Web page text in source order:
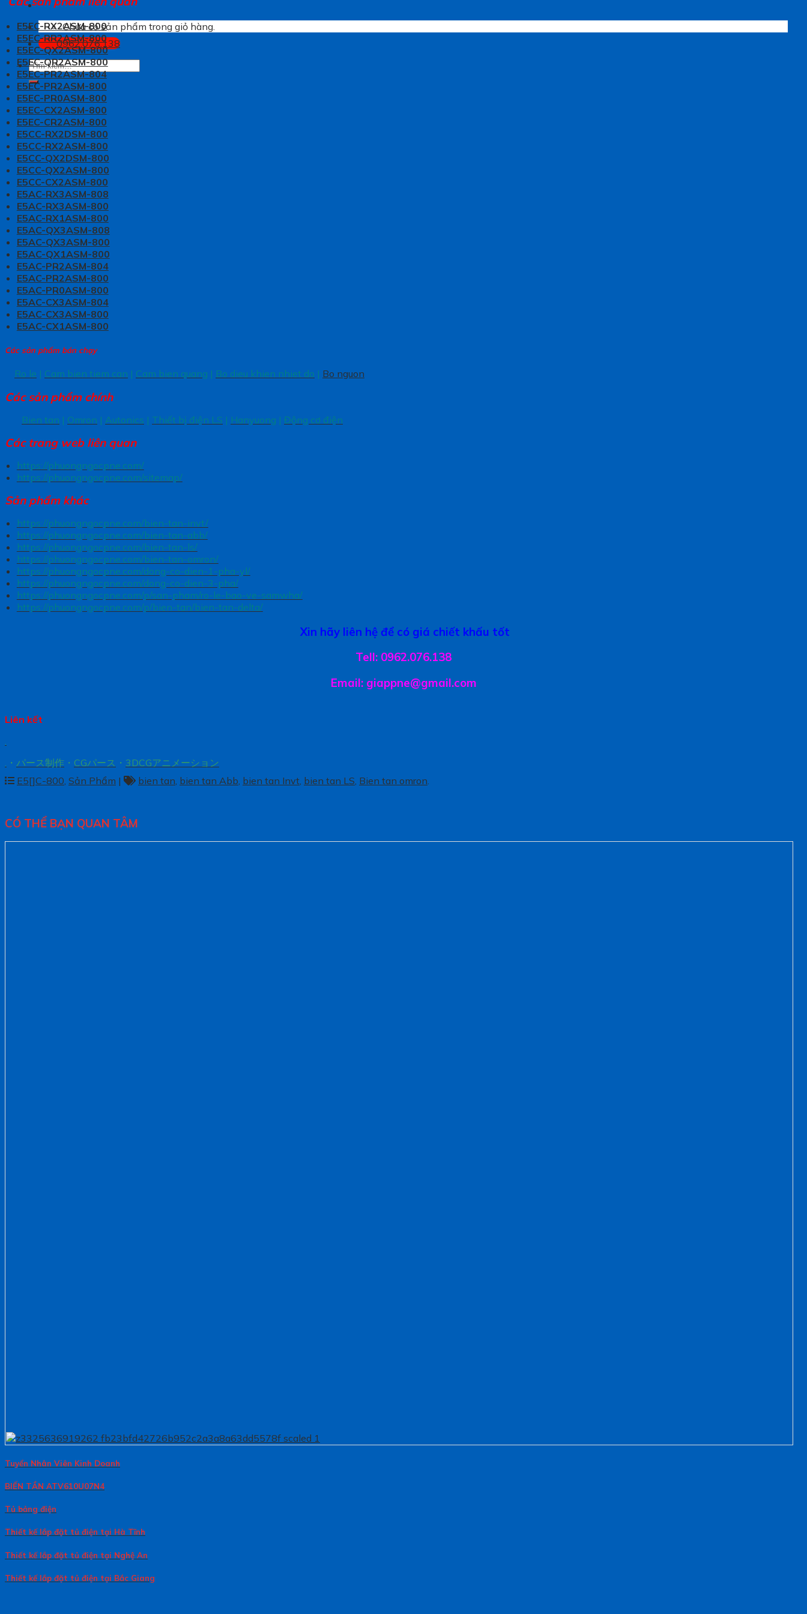
Chưa có sản phẩm trong giỏ hàng.
0962.076.138
Tìm
kiếm:
E5EC-RX2ASM-800
E5EC-RR2ASM-800
E5EC-QX2ASM-800
E5EC-QR2ASM-800
E5EC-PR2ASM-804
E5EC-PR2ASM-800
E5EC-PR0ASM-800
E5EC-CX2ASM-800
E5EC-CR2ASM-800
E5CC-RX2DSM-800
E5CC-RX2ASM-800
E5CC-QX2DSM-800
E5CC-QX2ASM-800
E5CC-CX2ASM-800
E5AC-RX3ASM-808
E5AC-RX3ASM-800
E5AC-RX1ASM-800
E5AC-QX3ASM-808
E5AC-QX3ASM-800
E5AC-QX1ASM-800
E5AC-PR2ASM-804
E5AC-PR2ASM-800
E5AC-PR0ASM-800
E5AC-CX3ASM-804
E5AC-CX3ASM-800
E5AC-CX1ASM-800
Các sản phẩm bán chạy
Ro le | Cam bien tiem can | Cam bien quang | Bo dieu khien nhiet do | Bo nguon
Các sản phẩm chính
Bien tan | Omron | Autonics | Thiết bị điện LS | Hanyuong | Động cơ điện
Các trang web liên quan
https://phuongngocpne.com/
https://phuongngocpne.com/sitemap/
Sản phẩm khác
https://phuongngocpne.com/bien-tan-invt/
https://phuongngocpne.com/bien-tan-abb/
https://phuongngocpne.com/bien-tan-ls/
https://phuongngocpne.com/bien-tan-omron/
https://phuongngocpne.com/dong-co-dien-1-pha-yl/
https://phuongngocpne.com/dong-co-dien-3-pha/
https://phuongngocpne.com/p/san-pham/ro-le-bao-ve-samwha/
https://phuongngocpne.com/p/bien-tan/bien-tan-delta/
Xin hãy liên hệ để có giá chiết khấu tốt
Tell: 0962.076.138
Email: giappne@gmail.com
Liên kết
・ パース制作 ・ CGパース ・ 3DCGアニメーション
E5[]C-800 Sản Phẩm | bien tan bien tan Abb bien tan Invt bien tan LS Bien tan omron
CÓ THỂ BẠN QUAN TÂM
Tuyển Nhân Viên Kinh Doanh
BIẾN TẦN ATV610U07N4
Tủ bảng điện
Thiết kế lắp đặt tủ điện tại Hà Tĩnh
Thiết kế lắp đặt tủ điện tại Nghệ An
Thiết kế lắp đặt tủ điện tại Bắc Giang